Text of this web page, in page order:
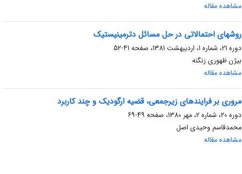
مشاهده مقاله
روشهای احتمالاتی در حل مسائل دترمینیستیک
دوره 21، شماره 1، اردیبهشت 1381، صفحه
41-52
بیژن ظهوری زنگنه
مشاهده مقاله
مروری بر فرایندهای زیرجمعی، قضیه ارگودیک و چند کاربرد
دوره 20، شماره 2، مهر 1380، صفحه
49-69
محمدقاسم وحیدی اصل
مشاهده مقاله